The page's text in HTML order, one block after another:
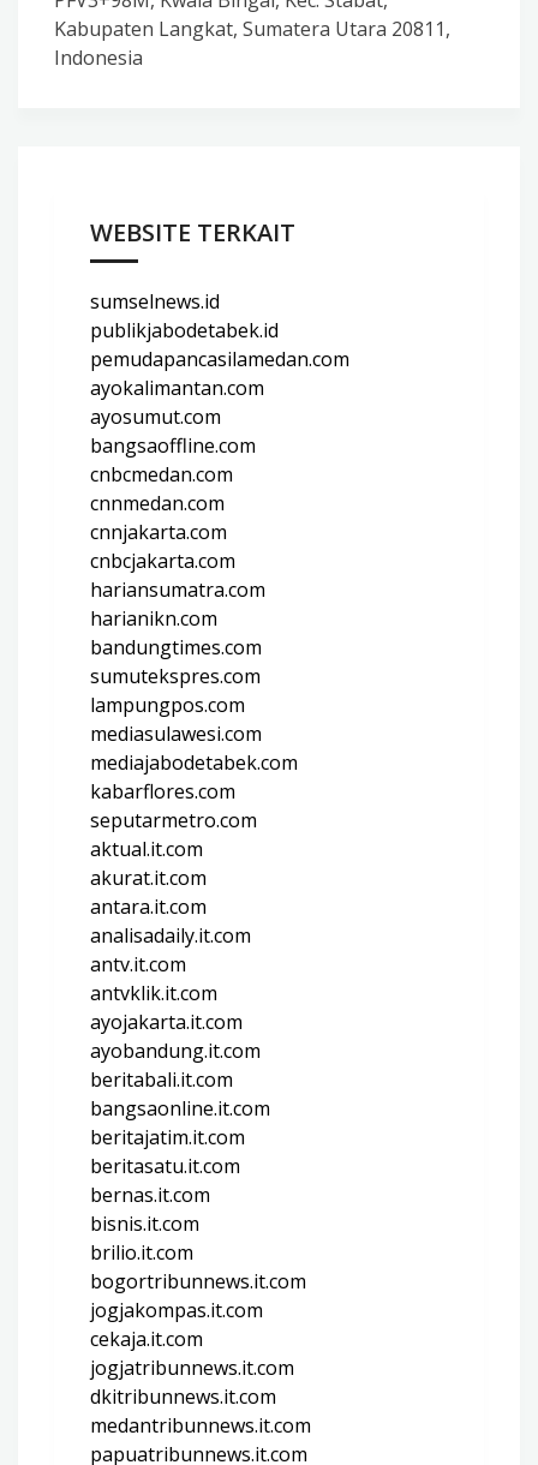
Kabupaten Langkat, Sumatera Utara 20811,
Indonesia
WEBSITE TERKAIT
sumselnews.id
publikjabodetabek.id
pemudapancasilamedan.com
ayokalimantan.com
ayosumut.com
bangsaoffline.com
cnbcmedan.com
cnnmedan.com
cnnjakarta.com
cnbcjakarta.com
hariansumatra.com
harianikn.com
bandungtimes.com
sumutekspres.com
lampungpos.com
mediasulawesi.com
mediajabodetabek.com
kabarflores.com
seputarmetro.com
aktual.it.com
akurat.it.com
antara.it.com
analisadaily.it.com
antv.it.com
antvklik.it.com
ayojakarta.it.com
ayobandung.it.com
beritabali.it.com
bangsaonline.it.com
beritajatim.it.com
beritasatu.it.com
bernas.it.com
bisnis.it.com
brilio.it.com
bogortribunnews.it.com
jogjakompas.it.com
cekaja.it.com
jogjatribunnews.it.com
dkitribunnews.it.com
medantribunnews.it.com
papuatribunnews.it.com